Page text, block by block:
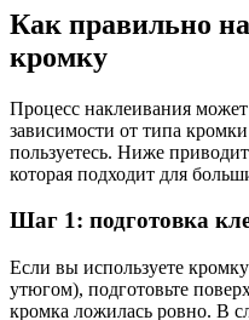
Как правильно
кромку
Процесс наклеивания
зависимости от типа
пользуетесь. Ниже
которая подходит для
Шаг 1: подготовка
Если вы используете
утюгом), подготовьте
кромка ложилась ровно. В